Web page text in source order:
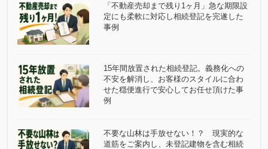
「不動産売却まで残り1ヶ月」急な期限設
定にも柔軟に対応し相続登記を完遂した
事例
15年間放置された相続登記。義務化への
不安を解消し、お客様のスタイルに合わ
せた穏便進行で安心してお任せ頂けた事
例
不要な山林は手放せない！？ 現実的な
道筋をご案内し、未登記建物を含む相続